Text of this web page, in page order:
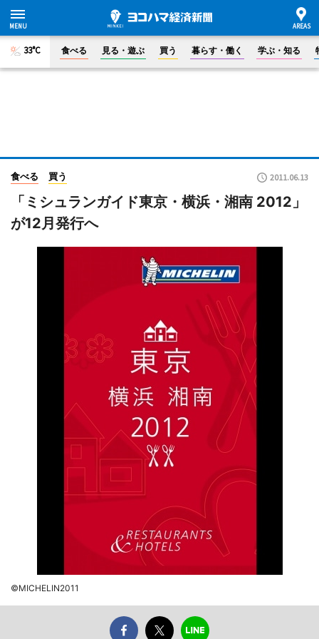
33°C 食べる 見る・遊ぶ 買う 暮らす・働く 学ぶ・知る
食べる 買う 2011.06.13
「ミシュランガイド東京・横浜・湘南 2012」
が12月発行へ
©MICHELIN2011